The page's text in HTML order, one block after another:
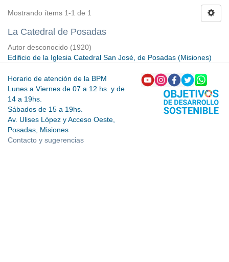
Mostrando ítems 1-1 de 1
La Catedral de Posadas
Autor desconocido (1920)
Edificio de la Iglesia Catedral San José, de Posadas (Misiones)
Horario de atención de la BPM
Lunes a Viernes de 07 a 12 hs. y de
14 a 19hs.
Sábados de 15 a 19hs.
Av. Ulises López y Acceso Oeste,
Posadas, Misiones
Contacto y sugerencias